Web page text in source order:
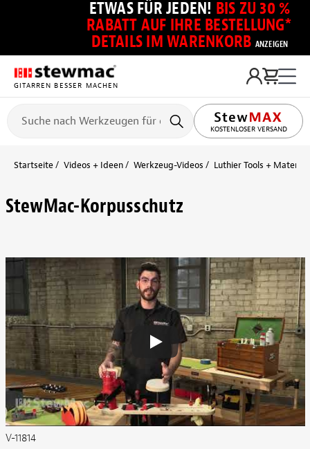
ETWAS FÜR JEDEN! BIS ZU 30 %
RABATT AUF IHRE BESTELLUNG*
DETAILS IM WARENKORB ANZEIGEN
GITARREN BESSER MACHEN
KOSTENLOSER VERSAND
Startseite Videos + Ideen Werkzeug-Videos Luthier Tools +
StewMac-Korpusschutz
V-11814